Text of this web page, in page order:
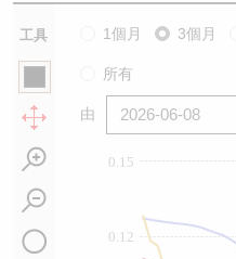
工具 1個月 3個月
所有
由
0.12
0.15